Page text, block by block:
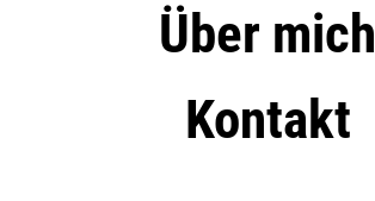
Über mich
Kontakt